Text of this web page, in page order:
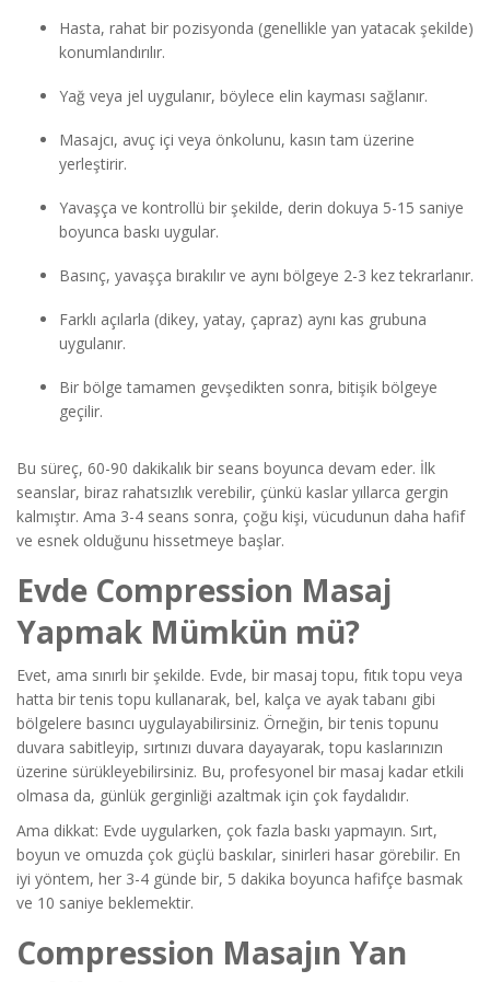
Hasta, rahat bir pozisyonda (genellikle yan yatacak şekilde)
konumlandırılır.
Yağ veya jel uygulanır, böylece elin kayması sağlanır.
Masajcı, avuç içi veya önkolunu, kasın tam üzerine
yerleştirir.
Yavaşça ve kontrollü bir şekilde, derin dokuya 5-15 saniye
boyunca baskı uygular.
Basınç, yavaşça bırakılır ve aynı bölgeye 2-3 kez tekrarlanır.
Farklı açılarla (dikey, yatay, çapraz) aynı kas grubuna
uygulanır.
Bir bölge tamamen gevşedikten sonra, bitişik bölgeye
geçilir.
Bu süreç, 60-90 dakikalık bir seans boyunca devam eder. İlk
seanslar, biraz rahatsızlık verebilir, çünkü kaslar yıllarca gergin
kalmıştır. Ama 3-4 seans sonra, çoğu kişi, vücudunun daha hafif
ve esnek olduğunu hissetmeye başlar.
Evde Compression Masaj
Yapmak Mümkün mü?
Evet, ama sınırlı bir şekilde. Evde, bir masaj topu, fıtık topu veya
hatta bir tenis topu kullanarak, bel, kalça ve ayak tabanı gibi
bölgelere basıncı uygulayabilirsiniz. Örneğin, bir tenis topunu
duvara sabitleyip, sırtınızı duvara dayayarak, topu kaslarınızın
üzerine sürükleyebilirsiniz. Bu, profesyonel bir masaj kadar etkili
olmasa da, günlük gerginliği azaltmak için çok faydalıdır.
Ama dikkat: Evde uygularken, çok fazla baskı yapmayın. Sırt,
boyun ve omuzda çok güçlü baskılar, sinirleri hasar görebilir. En
iyi yöntem, her 3-4 günde bir, 5 dakika boyunca hafifçe basmak
ve 10 saniye beklemektir.
Compression Masajın Yan